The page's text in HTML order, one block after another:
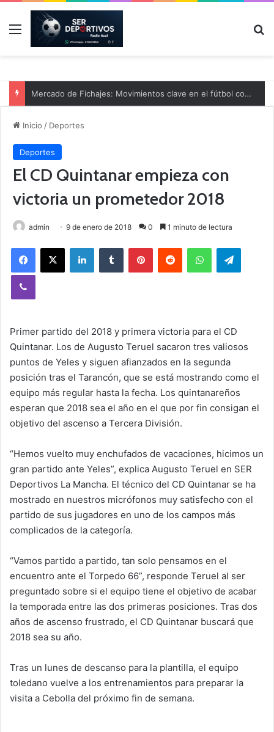
Menú
Mercado de Fichajes: Movimientos clave en el fútbol comarcal
Inicio / Deportes
Deportes
El CD Quintanar empieza con
victoria un prometedor 2018
admin 9 de enero de 2018 0 1 minuto de lectura
Primer partido del 2018 y primera victoria para el CD
Quintanar. Los de Augusto Teruel sacaron tres valiosos
puntos de Yeles y siguen afianzados en la segunda
posición tras el Tarancón, que se está mostrando como el
equipo más regular hasta la fecha. Los quintanareños
esperan que 2018 sea el año en el que por fin consigan el
objetivo del ascenso a Tercera División.
“Hemos vuelto muy enchufados de vacaciones, hicimos un
gran partido ante Yeles”, explica Augusto Teruel en SER
Deportivos La Mancha. El técnico del CD Quintanar se ha
mostrado en nuestros micrófonos muy satisfecho con el
partido de sus jugadores en uno de los campos más
complicados de la categoría.
“Vamos partido a partido, tan solo pensamos en el
encuentro ante el Torpedo 66”, responde Teruel al ser
preguntado sobre si el equipo tiene el objetivo de acabar
la temporada entre las dos primeras posiciones. Tras dos
años de ascenso frustrado, el CD Quintanar buscará que
2018 sea su año.
Tras un lunes de descanso para la plantilla, el equipo
toledano vuelve a los entrenamientos para preparar la
visita a Cebolla del próximo fin de semana.